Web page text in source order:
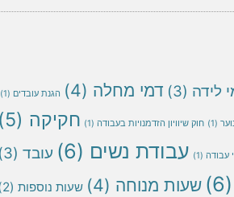
לידה (3) דמי מחלה (4) הגנת עובדים (1)
(1) חוק שיוויון הזדמנויות בעבודה (1) חקיקה (5)
עבודה (1) עבודת נשים (6) עובד (3)
(6) שעות מנוחה (4) שעות נוספות (2)